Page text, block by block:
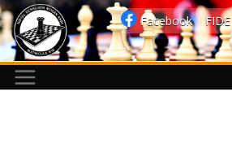
Passer
au
contenu
Facebook| FIDE